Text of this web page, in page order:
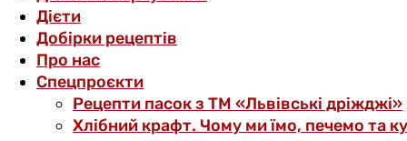
Дієти
Добірки рецептів
Про нас
Спецпроєкти
Рецепти пасок з ТМ «Львівські дріжджі»
Хлібний крафт. Чому ми їмо, печемо та